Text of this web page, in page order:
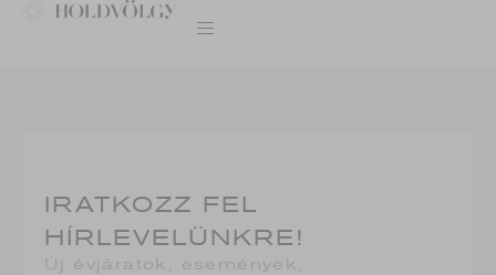
IRATKOZZ FEL
HÍRLEVELÜNKRE!
Új évjáratok, események,